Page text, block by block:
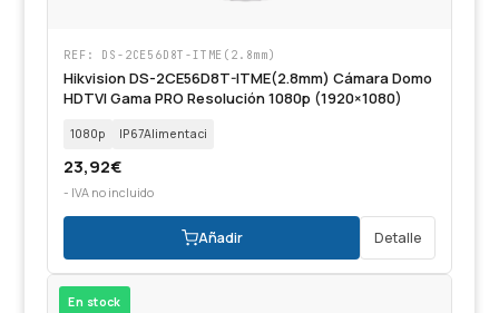
REF: DS-2CE56D8T-ITME(2.8mm)
Hikvision DS-2CE56D8T-ITME(2.8mm) Cámara Domo
HDTVI Gama PRO Resolución 1080p (1920×1080)
1080p IP67Alimentaci
23,92€
- IVA no incluido
Añadir Detalle
En stock